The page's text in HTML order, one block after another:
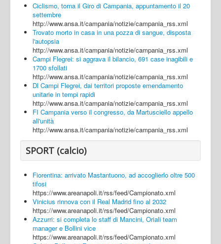
Ciclismo, torna il Giro di Campania, appuntamento il 20
settembre
http://www.ansa.it/campania/notizie/campania_rss.xml
Trovato morto in casa in una pozza di sangue, disposta
l'autopsia
http://www.ansa.it/campania/notizie/campania_rss.xml
Campi Flegrei: si aggrava il bilancio, 691 case inagibili e
1700 sfollati
http://www.ansa.it/campania/notizie/campania_rss.xml
Dl Campi Flegrei, dai territori proposte emendamento
unitarie in tempi rapidi
http://www.ansa.it/campania/notizie/campania_rss.xml
FI Campania verso il congresso, da Martusciello appello
all'unità
http://www.ansa.it/campania/notizie/campania_rss.xml
SPORT (calcio)
Fiorentina: arrivato Mastantuono, ad accoglierlo oltre 500
tifosi
https://www.areanapoli.it/rss/feed/Campionato.xml
Vinicius rinnova con il Real Madrid fino al 2032
https://www.areanapoli.it/rss/feed/Campionato.xml
Azzurri: si completa lo staff di Mancini, Oriali team
manager e Bollini vice
https://www.areanapoli.it/rss/feed/Campionato.xml